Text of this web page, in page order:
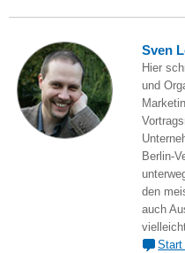
Sven
Hier
und
Berlin-
den
auch
Start